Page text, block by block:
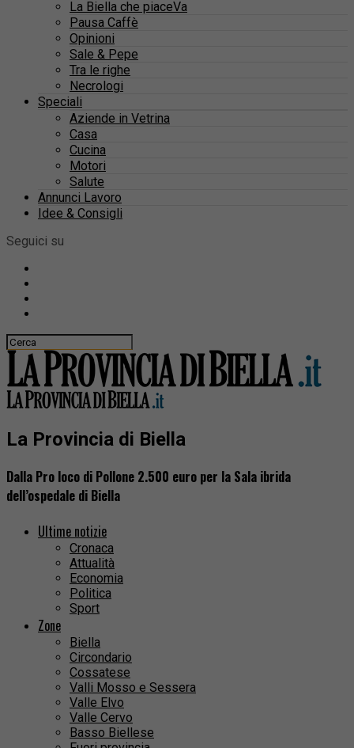
La Biella che piaceVa
Pausa Caffè
Opinioni
Sale & Pepe
Tra le righe
Necrologi
Speciali
Aziende in Vetrina
Casa
Cucina
Motori
Salute
Annunci Lavoro
Idee & Consigli
Seguici su
La Provincia di Biella
Dalla Pro loco di Pollone 2.500 euro per la Sala ibrida
dell’ospedale di Biella
Ultime notizie
Cronaca
Attualità
Economia
Politica
Sport
Zone
Biella
Circondario
Cossatese
Valli Mosso e Sessera
Valle Elvo
Valle Cervo
Basso Biellese